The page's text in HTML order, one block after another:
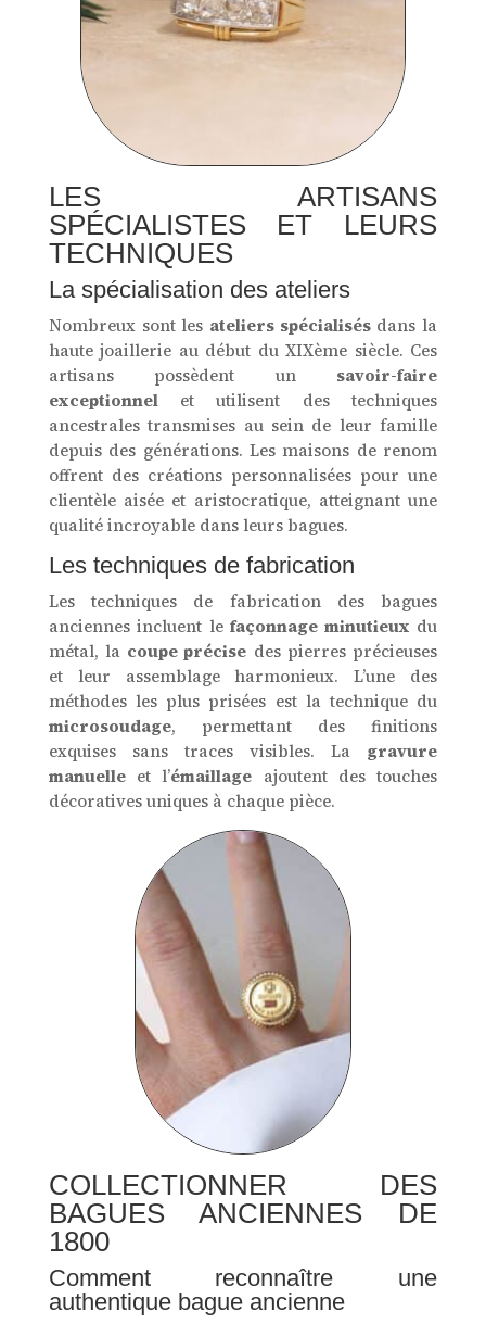
LES ARTISANS
SPÉCIALISTES ET LEURS
TECHNIQUES
La spécialisation des ateliers
Nombreux sont les ateliers spécialisésdans la
haute joaillerie au début du XIXème siècle. Ces
artisans possèdent un savoir-faire
exceptionnelet utilisent des techniques
ancestrales transmises au sein de leur famille
depuis des générations. Les maisons de renom
offrent des créations personnalisées pour une
clientèle aisée et aristocratique, atteignant une
qualité incroyable dans leurs bagues.
Les techniques de fabrication
Les techniques de fabrication des bagues
anciennes incluent lefaçonnage minutieux du
métal, la coupe précise des pierres précieuses
et leur assemblage harmonieux. L’une des
méthodes les plus prisées est la technique du
microsoudage, permettant des finitions
exquises sans traces visibles. La gravure
manuelleet l’émaillage ajoutent des touches
décoratives uniques à chaque pièce.
COLLECTIONNER DES
BAGUES ANCIENNES DE
1800
Comment reconnaître une
authentique bague ancienne